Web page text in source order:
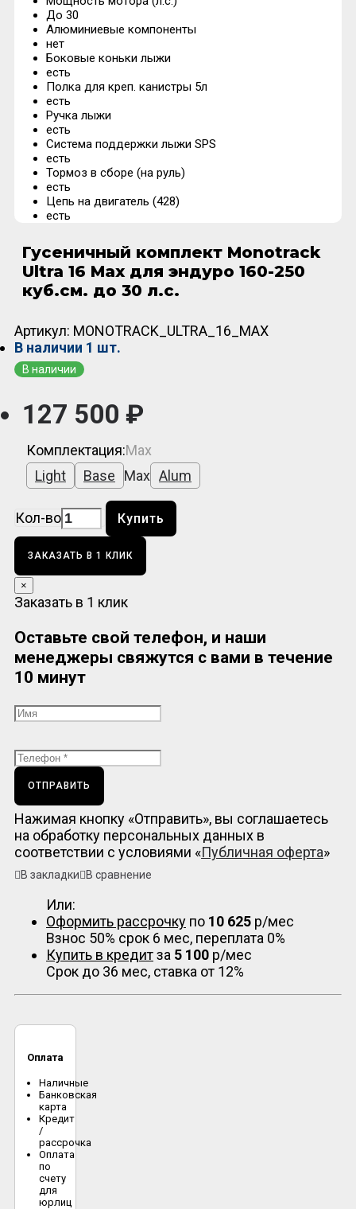
До 30
Алюминиевые компоненты
нет
Боковые коньки лыжи
есть
Полка для креп. канистры 5л
есть
Ручка лыжи
есть
Система поддержки лыжи SPS
есть
Тормоз в сборе (на руль)
есть
Цепь на двигатель (428)
есть
Гусеничный комплект Monotrack
Ultra 16 Max для эндуро 160-250
куб.см. до 30 л.с.
Артикул: MONOTRACK_ULTRA_16_MAX
В наличии 1 шт.
В наличии
127 500 ₽
Комплектация:Max
Light
Base Max Alum
Кол-во Купить
ЗАКАЗАТЬ В 1 КЛИК
×
Заказать в 1 клик
Оставьте свой телефон, и наши
менеджеры свяжутся с вами в течение
10 минут
ОТПРАВИТЬ
Нажимая кнопку «Отправить», вы соглашаетесь
на обработку персональных данных в
соответствии с условиями «Публичная оферта»
В закладки В сравнение
Или:
Оформить рассрочку по 10 625 р/мес
Взнос 50% срок 6 мес, переплата 0%
Купить в кредитза 5 100 р/мес
Срок до 36 мес, ставка от 12%
Оплата
Наличные
Банковская
карта
Кредит
/
рассрочка
Оплата
по
счету
для
юрлиц